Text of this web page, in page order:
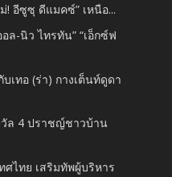
! อีซูซุ ดีแมคซ์” เหนือ...
ล-นิว ไทรทัน” “เอ็กซ์ฟ
เทอ (ร่า) กางเต็นท์ดูดา
ล 4 ปราชญ์ชาวบ้าน
ไทย เสริมทัพผู้บริหาร